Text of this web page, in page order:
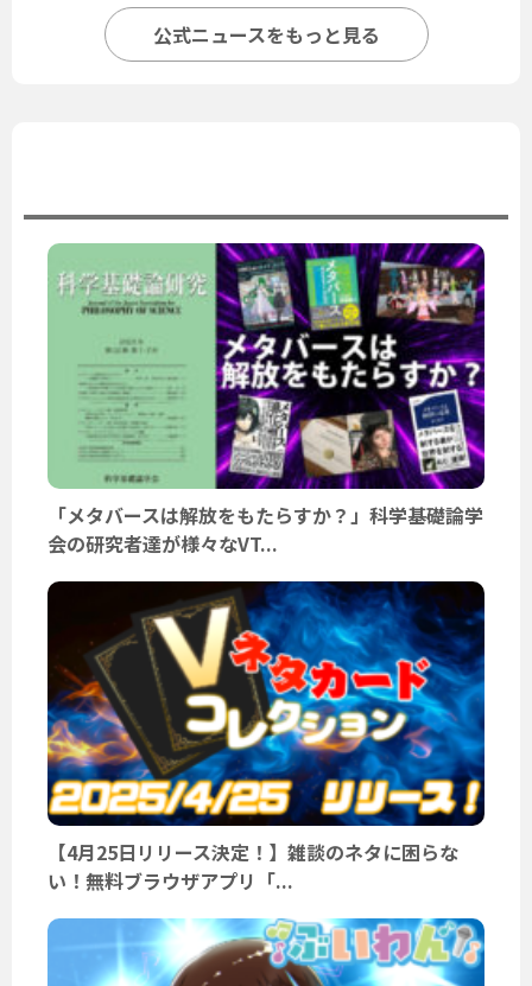
公式ニュースをもっと見る
「メタバースは解放をもたらすか？」科学基礎論学
会の研究者達が様々なVT...
【4月25日リリース決定！】雑談のネタに困らな
い！無料ブラウザアプリ「...